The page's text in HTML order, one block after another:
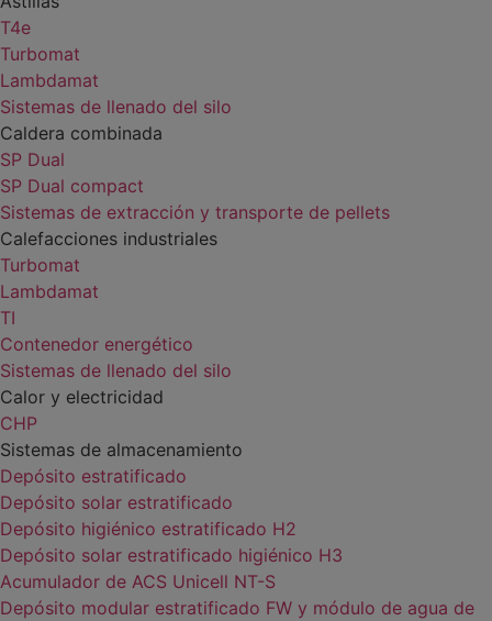
T4e
Turbomat
Lambdamat
Sistemas de llenado del silo
Caldera combinada
SP Dual
SP Dual compact
Sistemas de extracción y transporte de pellets
Calefacciones industriales
Turbomat
Lambdamat
TI
Contenedor energético
Sistemas de llenado del silo
Calor y electricidad
CHP
Sistemas de almacenamiento
Depósito estratificado
Depósito solar estratificado
Depósito higiénico estratificado H2
Depósito solar estratificado higiénico H3
Acumulador de ACS Unicell NT-S
Depósito modular estratificado FW y módulo de agua de